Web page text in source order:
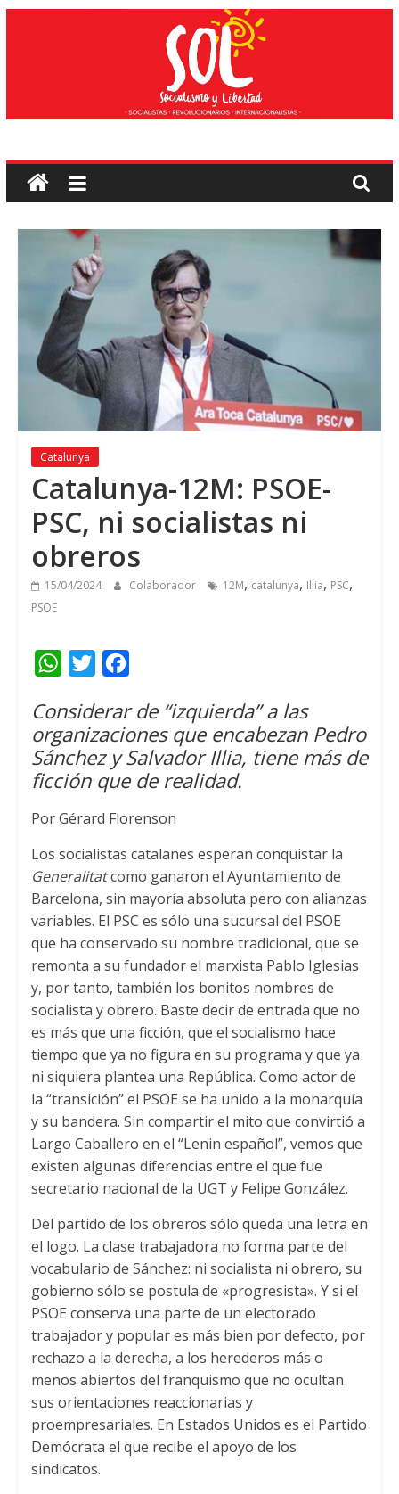
Socialismo
y
Libertad
Catalunya
Catalunya-12M: PSOE-
PSC, ni socialistas ni
obreros
15/04/2024 Colaborador 12M, catalunya, Illia, PSC,
PSOE
W
a
t
s
p
p
i
t
t
r
c
e
b
o
k
Considerar de “izquierda” a las
organizaciones que encabezan Pedro
Sánchez y Salvador Illia, tiene más de
ficción que de realidad.
Por Gérard Florenson
Los socialistas catalanes esperan conquistar la
Generalitatcomo ganaron el Ayuntamiento de
Barcelona, ​​sin mayoría absoluta pero con alianzas
variables. El PSC es sólo una sucursal del PSOE
que ha conservado su nombre tradicional, que se
remonta a su fundador el marxista Pablo Iglesias
y, por tanto, también los bonitos nombres de
socialista y obrero. Baste decir de entrada que no
es más que una ficción, que el socialismo hace
tiempo que ya no figura en su programa y que ya
ni siquiera plantea una República. Como actor de
la “transición” el PSOE se ha unido a la monarquía
y su bandera. Sin compartir el mito que convirtió a
Largo Caballero en el “Lenin español”, vemos que
existen algunas diferencias entre el que fue
secretario nacional de la UGT y Felipe González.
Del partido de los obreros sólo queda una letra en
el logo. La clase trabajadora no forma parte del
vocabulario de Sánchez: ni socialista ni obrero, su
gobierno sólo se postula de «progresista». Y si el
PSOE conserva una parte de un electorado
trabajador y popular es más bien por defecto, por
rechazo a la derecha, a los herederos más o
menos abiertos del franquismo que no ocultan
sus orientaciones reaccionarias y
proempresariales. En Estados Unidos es el Partido
Demócrata el que recibe el apoyo de los
sindicatos.